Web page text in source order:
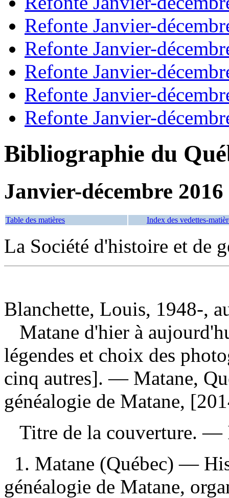
Refonte Janvier-
Refonte Janvier-
Refonte Janvier-
Refonte Janvier-
Refonte Janvier-
Bibliographie du
Janvier-décembre 2016
Table des matières Index des vedettes-
La Société d'histoire et de
Blanchette, Louis, 1948-,
Matane d'hier à
légendes et choix des
cinq autres]. — Matane,
généalogie de Matane,
Titre de la couverture. —
1. Matane (Québec) —
généalogie de Matane,